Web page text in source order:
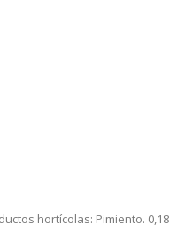
hortícolas: Pimiento. 0,18